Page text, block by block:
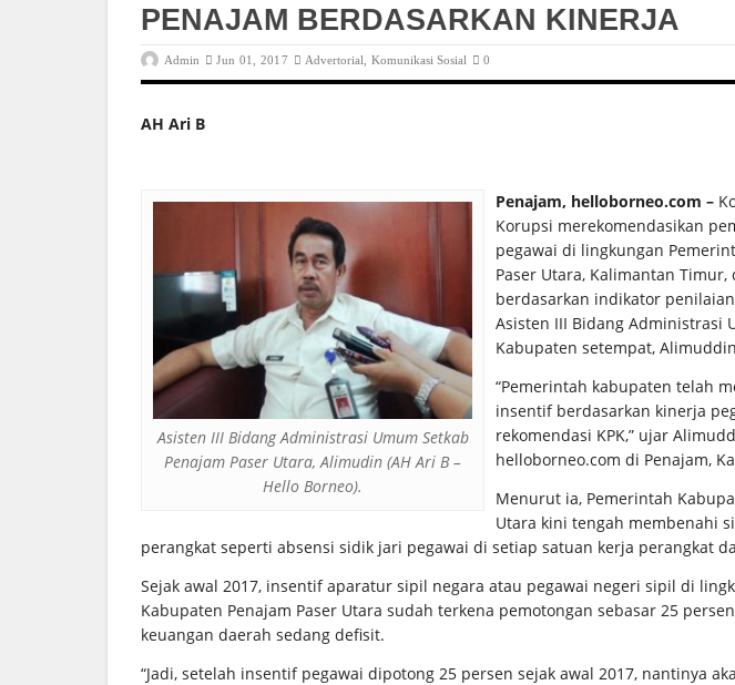
PENAJAM BERDASARKAN KINERJA
Admin Jun 01, 2017 Advertorial Komunikasi Sosial 0
AH Ari B
Asisten III Bidang Administrasi Umum Setkab
Penajam Paser Utara, Alimudin (AH Ari B –
Hello Borneo).
Penajam, helloborneo.com –
Korupsi merekomendasikan
pegawai di lingkungan
Paser Utara, Kalimantan Timur,
berdasarkan indikator
Asisten III Bidang Administrasi
Kabupaten setempat,
“Pemerintah kabupaten telah
insentif berdasarkan kinerja
rekomendasi KPK,” ujar
helloborneo.com di Penajam,
Menurut ia, Pemerintah
Utara kini tengah membenahi
perangkat seperti absensi sidik jari pegawai di setiap satuan kerja perangkat
Sejak awal 2017, insentif aparatur sipil negara atau pegawai negeri sipil di
Kabupaten Penajam Paser Utara sudah terkena pemotongan sebasar 25
keuangan daerah sedang defisit.
“Jadi, setelah insentif pegawai dipotong 25 persen sejak awal 2017, nantinya